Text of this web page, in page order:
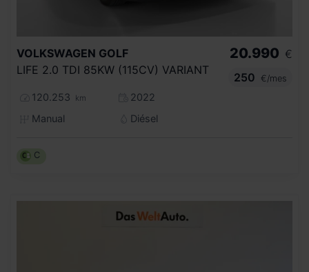
VOLKSWAGEN GOLF
LIFE 2.0 TDI 85KW (115CV) VARIANT
120.253 km
2022
Manual
Diésel
20.990 €
250
€/mes
C